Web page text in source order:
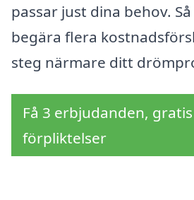
passar just dina behov.
begära flera
steg närmare ditt
Få 3 erbjudanden,
förpliktelser